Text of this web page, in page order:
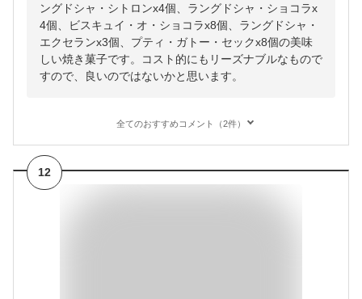
ングドシャ・シトロンx4個、ラングドシャ・ショコラx
4個、ビスキュイ・オ・ショコラx8個、ラングドシャ・
エクセランx3個、プティ・ガトー・セックx8個の美味
しい焼き菓子です。コスト的にもリーズナブルなもので
すので、良いのではないかと思います。
全てのおすすめコメント（2件）
12